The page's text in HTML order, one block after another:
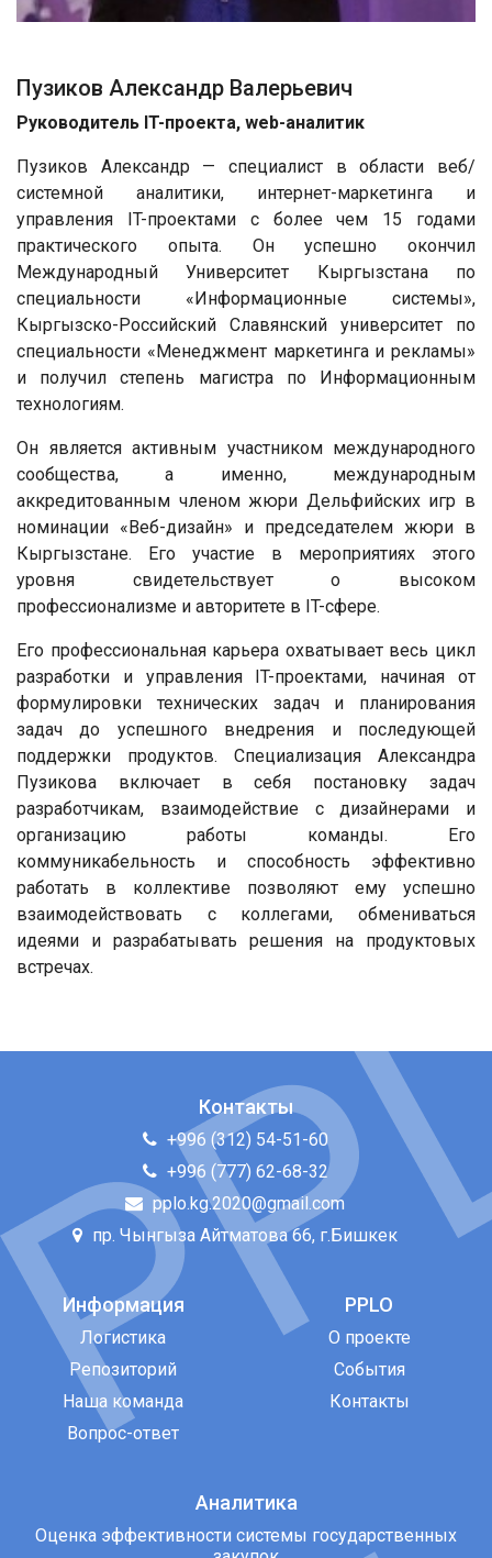
Пузиков Александр Валерьевич
Руководитель IT-проекта, web-аналитик
Пузиков Александр — специалист в области веб/
системной аналитики, интернет-маркетинга и
управления IT-проектами с более чем 15 годами
практического опыта. Он успешно окончил
Международный Университет Кыргызстана по
специальности «Информационные системы»,
Кыргызско-Российский Славянский университет по
специальности «Менеджмент маркетинга и рекламы»
и получил степень магистра по Информационным
технологиям.
Он является активным участником международного
сообщества, а именно, международным
аккредитованным членом жюри Дельфийских игр в
номинации «Веб-дизайн» и председателем жюри в
Кыргызстане. Его участие в мероприятиях этого
уровня свидетельствует о высоком
профессионализме и авторитете в IT-сфере.
Его профессиональная карьера охватывает весь цикл
разработки и управления IT-проектами, начиная от
формулировки технических задач и планирования
задач до успешного внедрения и последующей
поддержки продуктов. Специализация Александра
Пузикова включает в себя постановку задач
разработчикам, взаимодействие с дизайнерами и
организацию работы команды. Его
коммуникабельность и способность эффективно
работать в коллективе позволяют ему успешно
взаимодействовать с коллегами, обмениваться
идеями и разрабатывать решения на продуктовых
встречах.
Контакты
+996 (312) 54-51-60
+996 (777) 62-68-32
pplo.kg.2020@gmail.com
пр. Чынгыза Айтматова 66, г.Бишкек
Информация
Логистика
Репозиторий
Наша команда
Вопрос-ответ
PPLO
О проекте
События
Контакты
Аналитика
Оценка эффективности системы государственных